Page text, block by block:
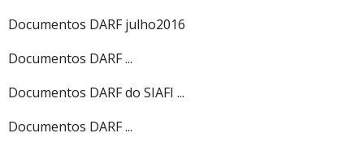
Documentos DARF julho2016
Documentos DARF ...
Documentos DARF do SIAFI ...
Documentos DARF ...